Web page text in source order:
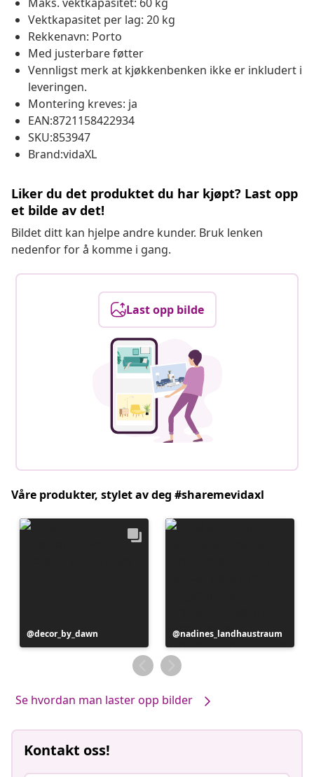
Vektkapasitet per lag: 20 kg
Rekkenavn: Porto
Med justerbare føtter
Vennligst merk at kjøkkenbenken ikke er inkludert i
leveringen.
Montering kreves: ja
EAN:8721158422934
SKU:853947
Brand:vidaXL
Liker du det produktet du har kjøpt? Last opp
et bilde av det!
Bildet ditt kan hjelpe andre kunder. Bruk lenken
nedenfor for å komme i gang.
Last opp bilde
Våre produkter, stylet av deg #sharemevidaxl
Innlegg
publisert
decor_by_dawn
Innlegg
publisert
av
nadines_landhaustraum
Se hvordan man laster opp bilder
Kontakt oss!